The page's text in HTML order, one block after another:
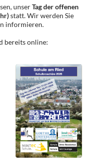
unserTag der offenen
statt. Wir werden Sie
informieren.
bereits online: